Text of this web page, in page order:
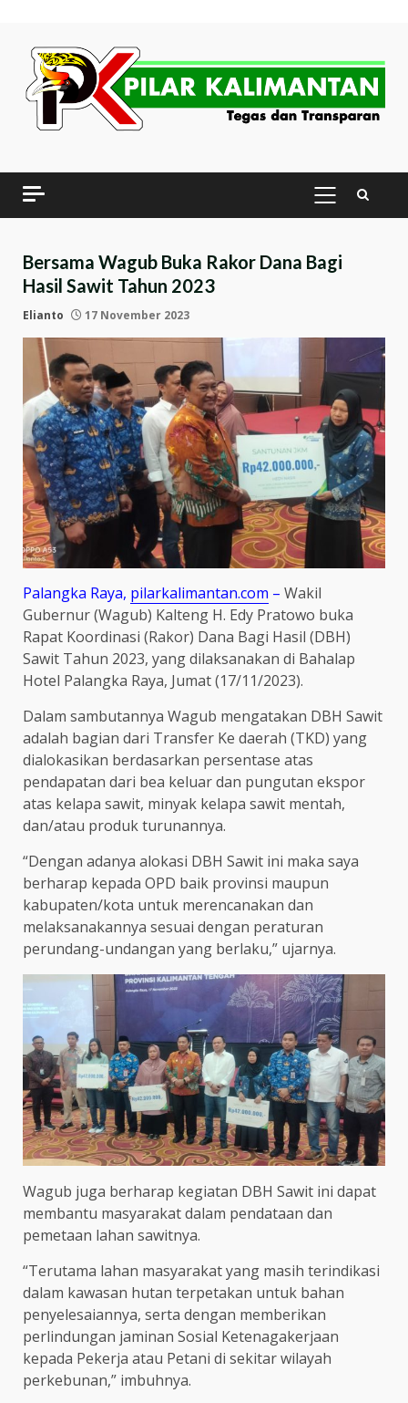
content
PRIMARY
MENU
Bersama Wagub Buka Rakor Dana Bagi
Hasil Sawit Tahun 2023
Elianto 17 November 2023
Palangka Raya, pilarkalimantan.com – Wakil
Gubernur (Wagub) Kalteng H. Edy Pratowo buka
Rapat Koordinasi (Rakor) Dana Bagi Hasil (DBH)
Sawit Tahun 2023, yang dilaksanakan di Bahalap
Hotel Palangka Raya, Jumat (17/11/2023).
Dalam sambutannya Wagub mengatakan DBH Sawit
adalah bagian dari Transfer Ke daerah (TKD) yang
dialokasikan berdasarkan persentase atas
pendapatan dari bea keluar dan pungutan ekspor
atas kelapa sawit, minyak kelapa sawit mentah,
dan/atau produk turunannya.
“Dengan adanya alokasi DBH Sawit ini maka saya
berharap kepada OPD baik provinsi maupun
kabupaten/kota untuk merencanakan dan
melaksanakannya sesuai dengan peraturan
perundang-undangan yang berlaku,” ujarnya.
Wagub juga berharap kegiatan DBH Sawit ini dapat
membantu masyarakat dalam pendataan dan
pemetaan lahan sawitnya.
“Terutama lahan masyarakat yang masih terindikasi
dalam kawasan hutan terpetakan untuk bahan
penyelesaiannya, serta dengan memberikan
perlindungan jaminan Sosial Ketenagakerjaan
kepada Pekerja atau Petani di sekitar wilayah
perkebunan,” imbuhnya.